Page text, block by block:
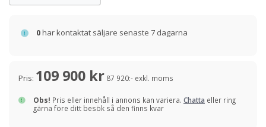
0har kontaktat säljare senaste 7 dagarna
Pris: 109 900 kr 87 920:- exkl. moms
Obs! Pris eller innehåll i annons kan variera. Chatta eller ring
gärna före ditt besök så den finns kvar